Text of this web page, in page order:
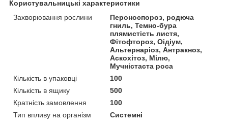
Користувальницькі характеристики
Захворювання рослини
Пероноспороз, родюча
гниль, Темно-бура
плямистість листя,
Фітофтороз, Оідіум,
Альтернаріоз, Антракноз,
Аскохітоз, Мілю,
Мучністаста роса
Кількість в упаковці
100
Кількість в ящику
500
Кратність замовлення
100
Тип впливу на організм
Системні